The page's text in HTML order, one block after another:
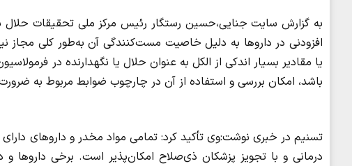
به گزارش سایت جنایی،حسین رستگار رئیس مرکز ملی تحقیقات حلال
افزودنی در داروها به دلیل خاصیت مست‌کنندگی آن به‌طور کلی مجاز
یا مقادیر بسیار اندکی از الکل به عنوان حلال یا نگهدارنده در
باشد، امکان بررسی و استفاده از آن در چارچوب ضوابط مربوط به
تسنیم در خبری نوشت:وی تأکید کرد: تمامی مواد مخدر و داروهای
درمانی و با تجویز پزشکان ذی‌صلاح امکان‌پذیر است. برخی